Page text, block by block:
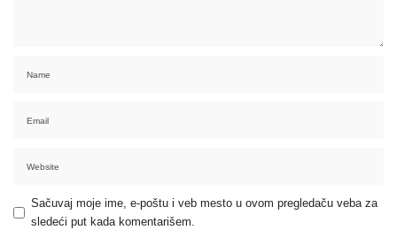
Sačuvaj moje ime, e-poštu i veb mesto u ovom pregledaču veba za
sledeći put kada komentarišem.